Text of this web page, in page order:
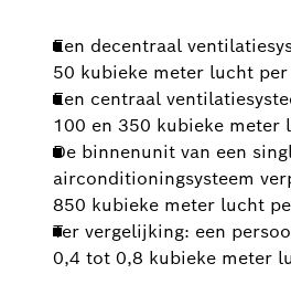
Een decentraal
50 kubieke meter lucht
Een centraal
100 en 350 kubieke meter
De binnenunit van een
airconditioningsysteem
850 kubieke meter lucht
Ter vergelijking: een
0,4 tot 0,8 kubieke meter